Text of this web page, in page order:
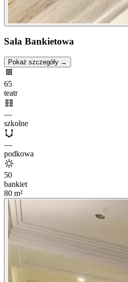
Sala Bankietowa
Pokaż szczegóły →
65
teatr
—
szkolne
—
podkowa
50
bankiet
80 m²